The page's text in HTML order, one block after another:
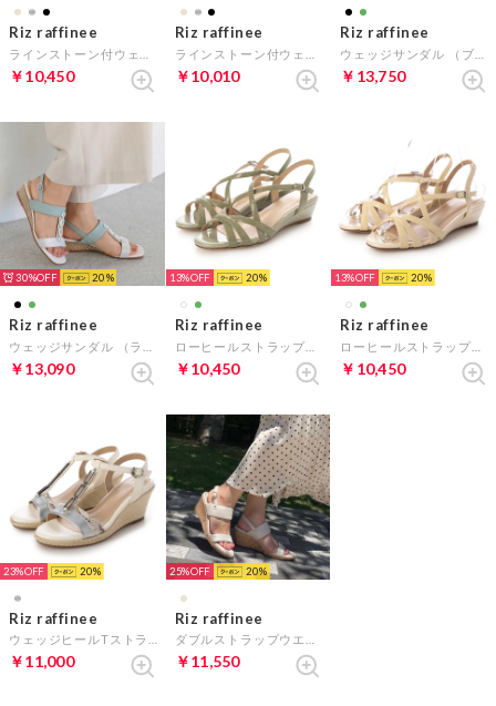
Riz raffinee
￥10,450
Riz raffinee
￥10,010
Riz raffinee
￥13,750
30% 20
Riz raffinee
￥13,090
13% 20
Riz raffinee
￥10,450
13% 20
Riz raffinee
￥10,450
23% 20
Riz raffinee
￥11,000
25% 20
Riz raffinee
￥11,550